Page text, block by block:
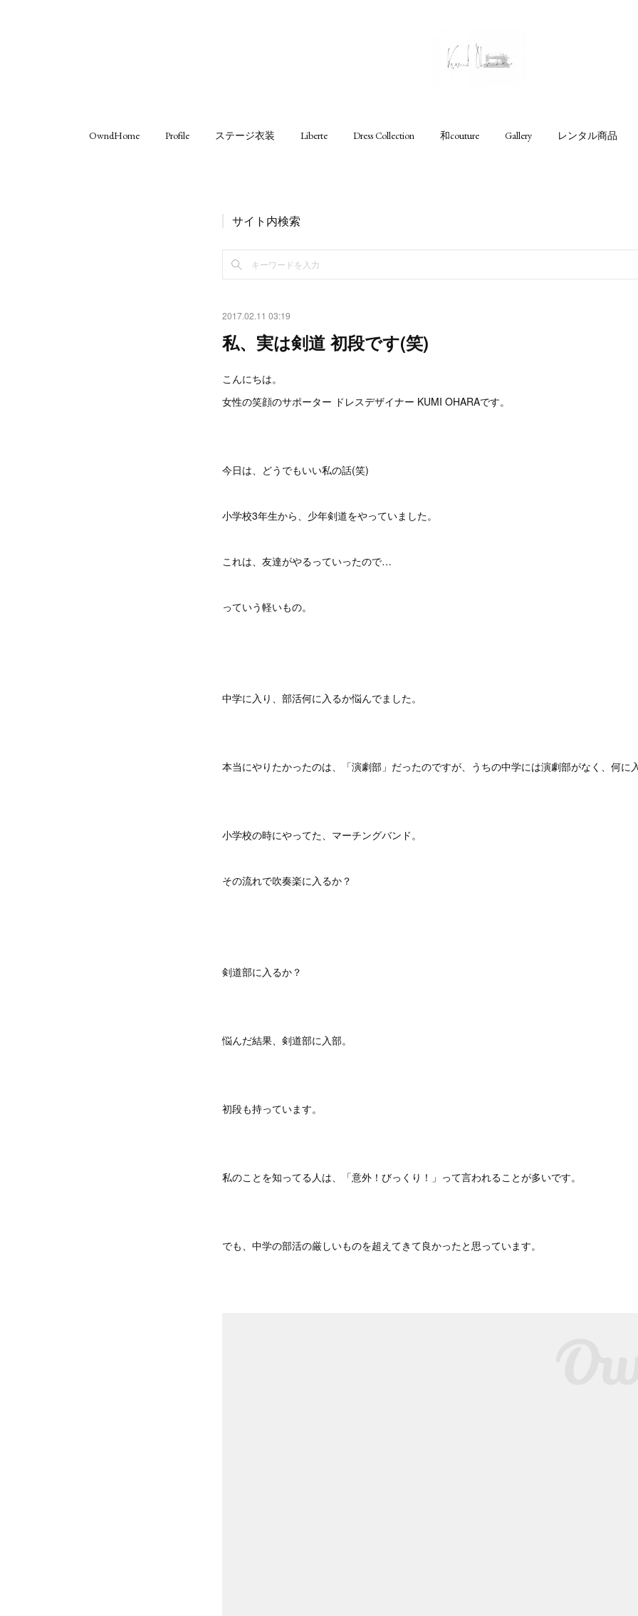
OwndHome Profile ステージ衣装 Liberte Dress Collection 和couture Gallery レンタル商品
サイト内検索
2017.02.11 03:19
私、実は剣道 初段です(笑)
こんにちは。
女性の笑顔のサポーター ドレスデザイナー KUMI OHARAです。
今日は、どうでもいい私の話(笑)
小学校3年生から、少年剣道をやっていました。
これは、友達がやるっていったので…
っていう軽いもの。
中学に入り、部活何に入るか悩んでました。
本当にやりたかったのは、「演劇部」だったのですが、うちの中学には演劇部がなく、何に
小学校の時にやってた、マーチングバンド。
その流れで吹奏楽に入るか？
剣道部に入るか？
悩んだ結果、剣道部に入部。
初段も持っています。
私のことを知ってる人は、「意外！びっくり！」って言われることが多いです。
でも、中学の部活の厳しいものを超えてきて良かったと思っています。